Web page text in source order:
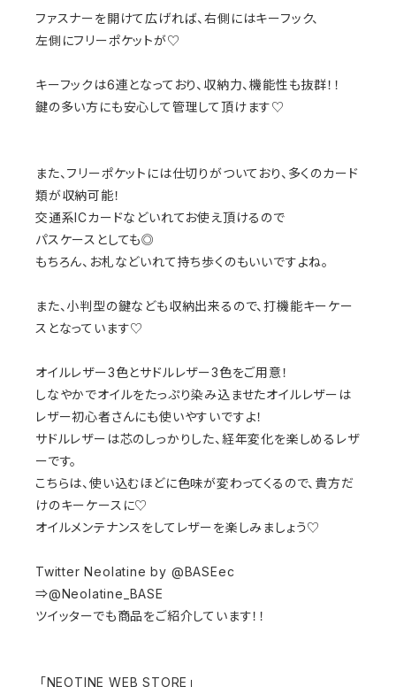
ファスナーを開けて広げれば、右側にはキーフック、
左側にフリーポケットが♡
キーフックは6連となっており、収納力、機能性も抜群！！
鍵の多い方にも安心して管理して頂けます♡
また、フリーポケットには仕切りがついており、多くのカード
類が収納可能！
交通系ICカードなどいれてお使え頂けるので
パスケースとしても◎
もちろん、お札などいれて持ち歩くのもいいですよね。
また、小判型の鍵なども収納出来るので、打機能キーケー
スとなっています♡
オイルレザー3色とサドルレザー3色をご用意！
しなやかでオイルをたっぷり染み込ませたオイルレザーは
レザー初心者さんにも使いやすいですよ！
サドルレザーは芯のしっかりした、経年変化を楽しめるレザ
ーです。
こちらは、使い込むほどに色味が変わってくるので、貴方だ
けのキーケースに♡
オイルメンテナンスをしてレザーを楽しみましょう♡
Twitter Neolatine by @BASEec
⇒@Neolatine_BASE
ツイッターでも商品をご紹介しています！！
「NEOTINE WEB STORE」